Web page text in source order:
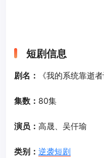
短剧信息
剧名： 《我的系统靠逝
集数： 80集
演员： 高晟、吴仟瑜
类别： 逆袭短剧